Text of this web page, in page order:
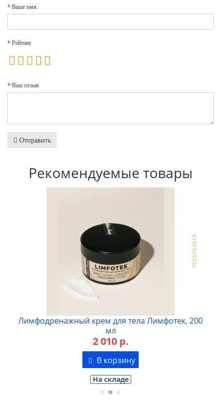
Ваше имя:
Рейтинг
Ваш отзыв
Отправить
Рекомендуемые товары
Лимфотек, 200
Лимфодренажный крем для лица